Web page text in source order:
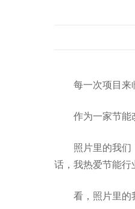
每一次项目来
作为一家节能
照片里的我们
话，我热爱节能行
看，照片里的